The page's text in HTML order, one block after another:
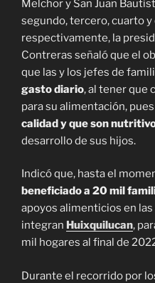
Melchor y San Juan
segundo, tercero, cuarto
respectivamente, la
Contreras señaló que el
que las y los jefes de
gasto diario, al tener que
para su alimentación,
calidad y que son
desarrollo de sus hijos.
Indicó que, hasta el
beneficiado a 20 mil
apoyos alimenticios en
integran Huixquilucan,
mil hogares al final de
Durante el recorrido por